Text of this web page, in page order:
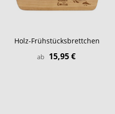
Holz-Frühstücksbrettchen
ab 15,95 €